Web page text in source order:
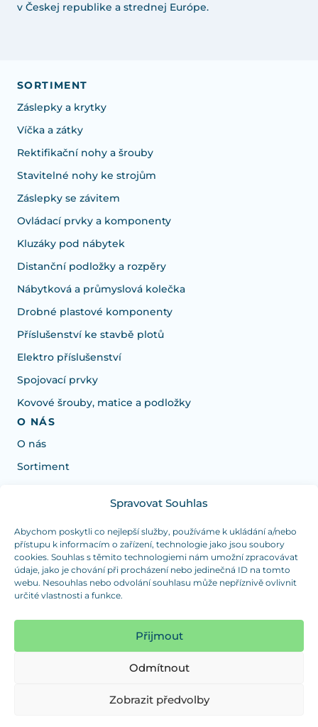
Spravovat Souhlas
Abychom poskytli co nejlepší služby, používáme k ukládání a/nebo
přístupu k informacím o zařízení, technologie jako jsou soubory
cookies. Souhlas s těmito technologiemi nám umožní zpracovávat
údaje, jako je chování při procházení nebo jedinečná ID na tomto
webu. Nesouhlas nebo odvolání souhlasu může nepříznivě ovlivnit
určité vlastnosti a funkce.
Přijmout
Odmítnout
Zobrazit předvolby
v Českej republike a strednej Európe.
SORTIMENT
Záslepky a krytky
Víčka a zátky
Rektifikační nohy a šrouby
Stavitelné nohy ke strojům
Záslepky se závitem
Ovládací prvky a komponenty
Kluzáky pod nábytek
Distanční podložky a rozpěry
Nábytková a průmyslová kolečka
Drobné plastové komponenty
Příslušenství ke stavbě plotů
Elektro příslušenství
Spojovací prvky
Kovové šrouby, matice a podložky
O NÁS
O nás
Sortiment
Potrebujete poradiť s výberom?
Sme tu pre vás Pondelok-Štvrtok od: 7:30 - 15:30 hod
a Piatok od 7:30 - 14:30 hod
duranplast@duranplast.sk +421 0905 780 862
(platba iba v hotovosti)
Sme tu pre vás Pondelok-Štvrtok od: 7:30 - 15:30 hod